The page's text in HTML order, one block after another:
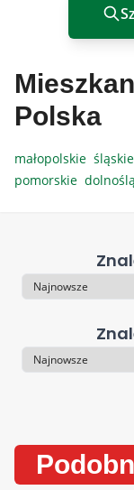
Polska
małopolskie śląskie
pomorskie
Sortowanie
Sortowanie